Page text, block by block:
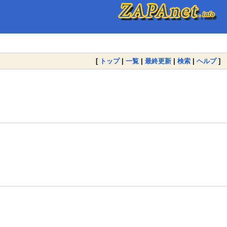
[ トップ| 一覧 | 最終更新 | 検索 | ヘルプ]